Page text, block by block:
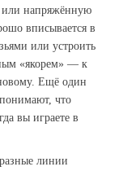
или напряжённую
вписывается в
или устроить
«якорем» — к
Ещё один
что
вы играете в
линии